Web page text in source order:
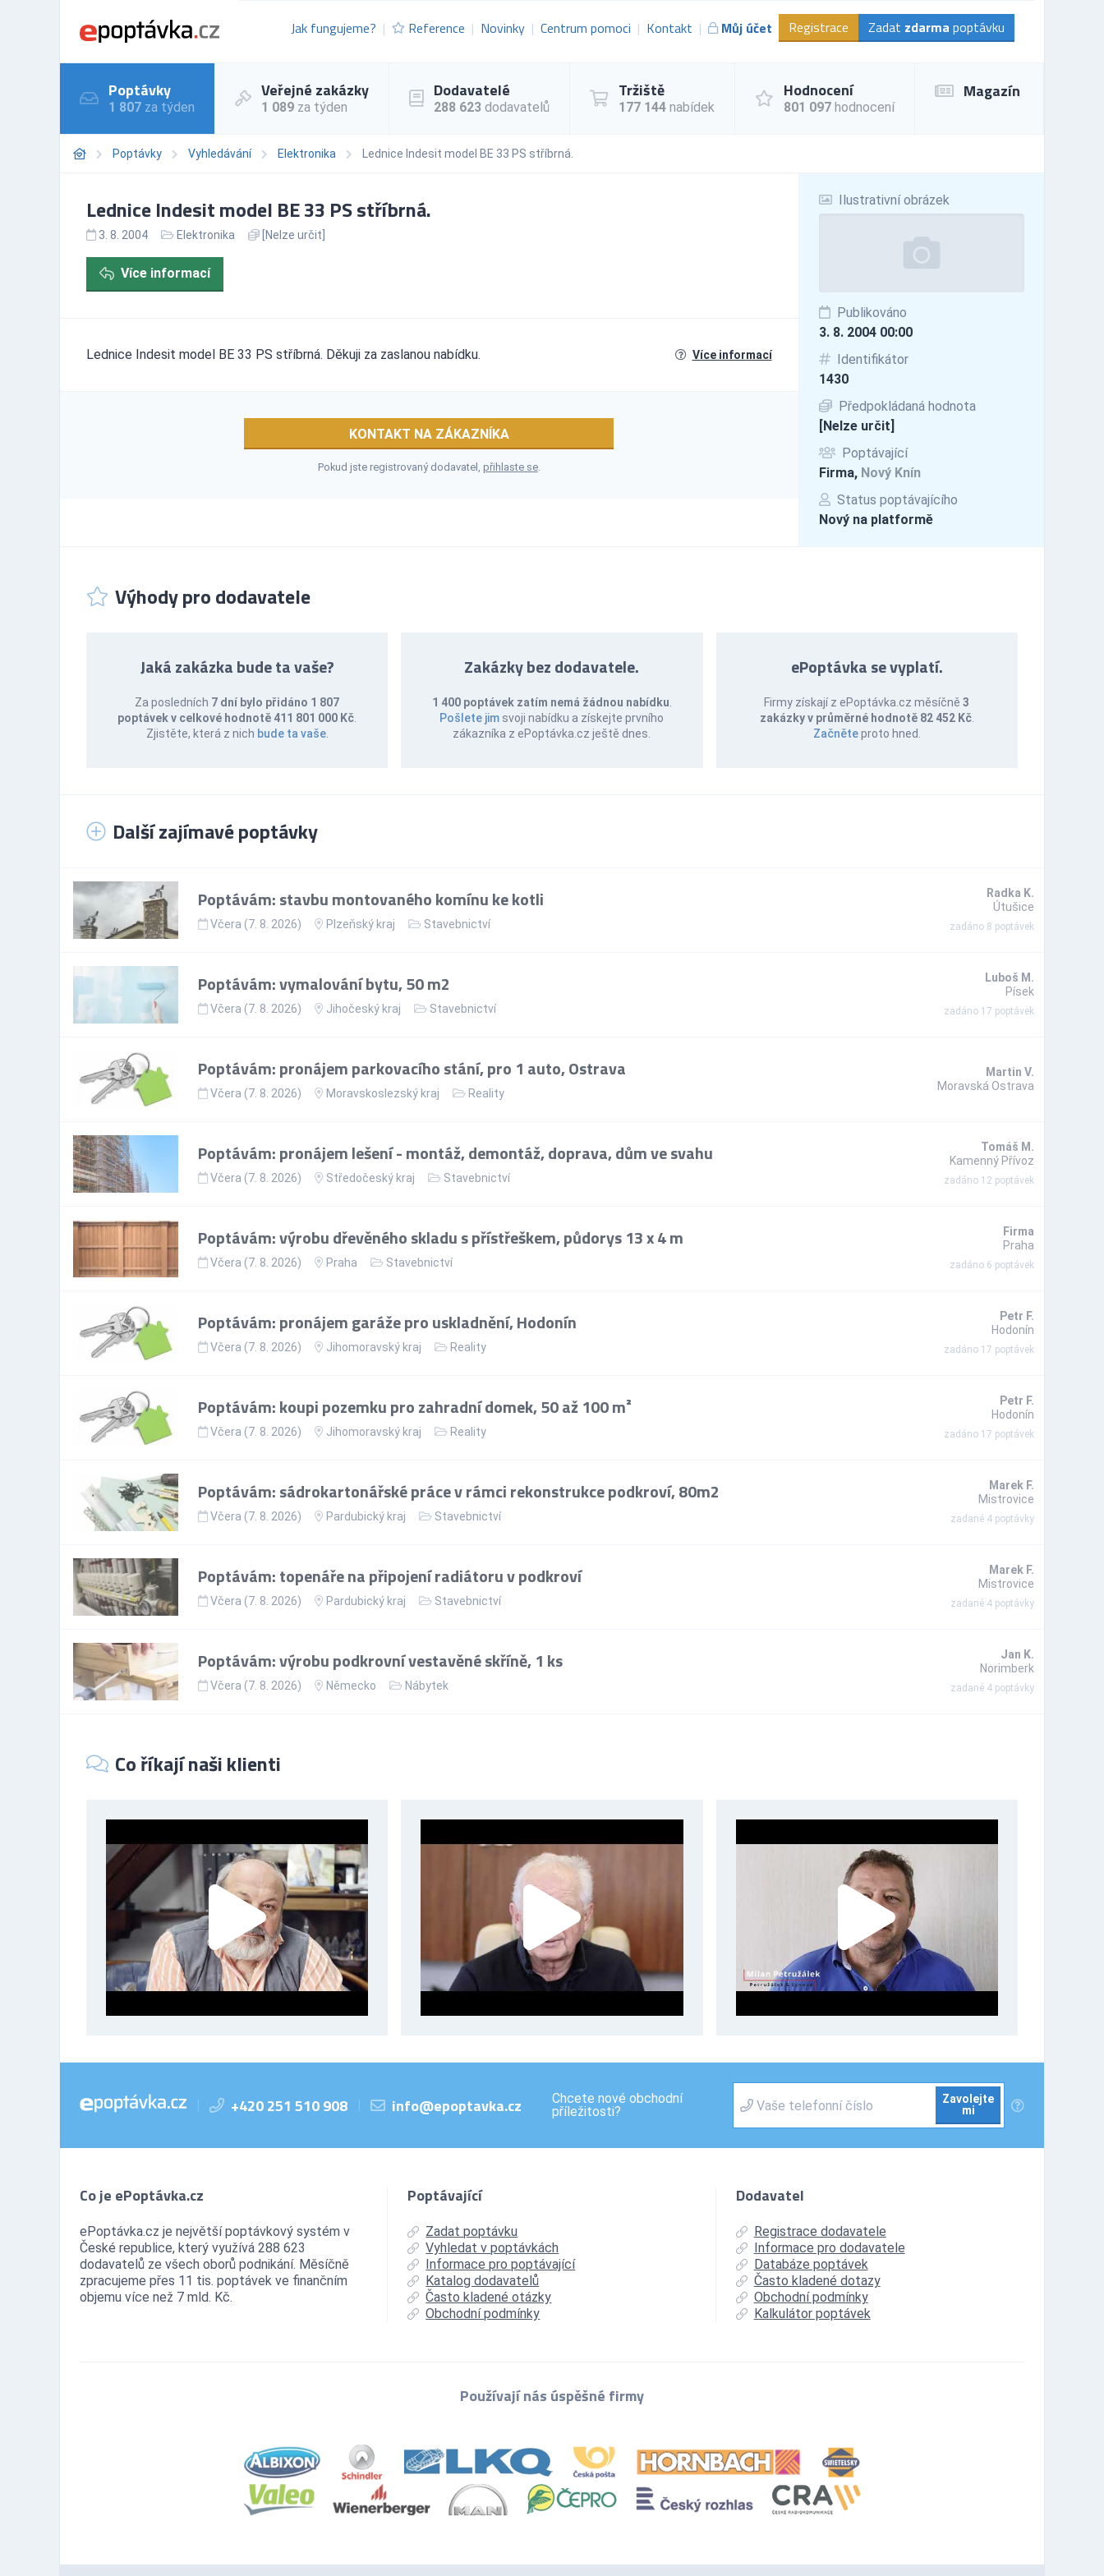
Jak fungujeme? Reference Novinky Centrum pomoci Kontakt Můj účet Registrace Zadat zdarma poptávku
Poptávky
1 807 za týden
Veřejné zakázky
1 089 za týden
Dodavatelé
288 623 dodavatelů
Tržiště
177 144 nabídek
Hodnocení
801 097 hodnocení
Magazín
Poptávky Vyhledávání Elektronika Lednice Indesit model BE 33 PS stříbrná.
Ilustrativní obrázek
Publikováno
3. 8. 2004 00:00
Identifikátor
1430
Předpokládaná hodnota
[Nelze určit]
Poptávající
Firma, Nový Knín
Status poptávajícího
Nový na platformě
Lednice Indesit model BE 33 PS stříbrná.
3. 8. 2004 Elektronika [Nelze určit]
Více informací
Lednice Indesit model BE 33 PS stříbrná. Děkuji za zaslanou nabídku. Více informací
KONTAKT NA ZÁKAZNÍKA
Pokud jste registrovaný dodavatel, přihlaste se.
Výhody pro dodavatele
Jaká zakázka bude ta vaše?
Za posledních 7 dní bylo přidáno 1 807
poptávek v celkové hodnotě 411 801 000 Kč
Zjistěte, která z nich bude ta vaše.
Zakázky bez dodavatele.
1 400 poptávek zatím nemá žádnou nabídku
Pošlete jim svoji nabídku a získejte prvního
zákazníka z ePoptávka.cz ještě dnes.
ePoptávka se vyplatí.
Firmy získají z ePoptávka.cz měsíčně3
zakázky v průměrné hodnotě 82 452 Kč.
Začněteproto hned.
Další zajímavé poptávky
Poptávám: stavbu montovaného komínu ke kotli
Včera (7. 8. 2026) Plzeňský kraj Stavebnictví
Radka K.
Útušice
zadáno 8 poptávek
Poptávám: vymalování bytu, 50 m2
Včera (7. 8. 2026) Jihočeský kraj Stavebnictví
Luboš M.
Písek
zadáno 17 poptávek
Poptávám: pronájem parkovacího stání, pro 1 auto, Ostrava
Včera (7. 8. 2026) Moravskoslezský kraj Reality
Martin V.
Moravská Ostrava
Poptávám: pronájem lešení - montáž, demontáž, doprava, dům ve svahu
Včera (7. 8. 2026) Středočeský kraj Stavebnictví
Tomáš M.
Kamenný Přívoz
zadáno 12 poptávek
Poptávám: výrobu dřevěného skladu s přístřeškem, půdorys 13 x 4 m
Včera (7. 8. 2026) Praha Stavebnictví
Firma
Praha
zadáno 6 poptávek
Poptávám: pronájem garáže pro uskladnění, Hodonín
Včera (7. 8. 2026) Jihomoravský kraj Reality
Petr F.
Hodonín
zadáno 17 poptávek
Poptávám: koupi pozemku pro zahradní domek, 50 až 100 m²
Včera (7. 8. 2026) Jihomoravský kraj Reality
Petr F.
Hodonín
zadáno 17 poptávek
Poptávám: sádrokartonářské práce v rámci rekonstrukce podkroví, 80m2
Včera (7. 8. 2026) Pardubický kraj Stavebnictví
Marek F.
Mistrovice
zadané 4 poptávky
Poptávám: topenáře na připojení radiátoru v podkroví
Včera (7. 8. 2026) Pardubický kraj Stavebnictví
Marek F.
Mistrovice
zadané 4 poptávky
Poptávám: výrobu podkrovní vestavěné skříně, 1 ks
Včera (7. 8. 2026) Německo Nábytek
Jan K.
Norimberk
zadané 4 poptávky
Co říkají naši klienti
| +420 251 510 908 | info@epoptavka.cz
Chcete nové obchodní
příležitosti?
Zavolejte
mi
Co je ePoptávka.cz
ePoptávka.cz je největší poptávkový systém v
České republice, který využívá 288 623
dodavatelů ze všech oborů podnikání. Měsíčně
zpracujeme přes 11 tis. poptávek ve finančním
objemu více než 7 mld. Kč.
Poptávající
Zadat poptávku
Vyhledat v poptávkách
Informace pro poptávající
Katalog dodavatelů
Často kladené otázky
Obchodní podmínky
Dodavatel
Registrace dodavatele
Informace pro dodavatele
Databáze poptávek
Často kladené dotazy
Obchodní podmínky
Kalkulátor poptávek
Používají nás úspěšné firmy